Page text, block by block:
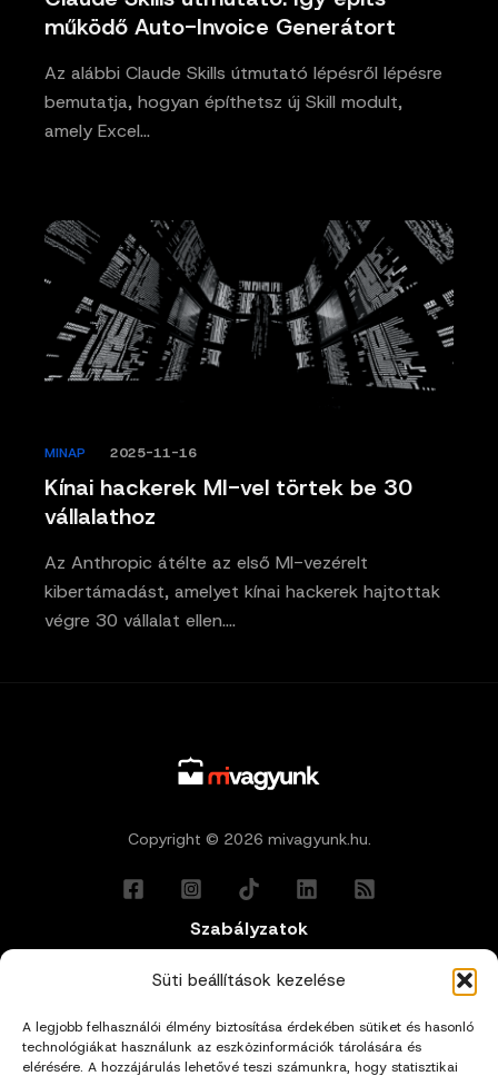
Süti beállítások kezelése
A legjobb felhasználói élmény biztosítása érdekében sütiket és hasonló
technológiákat használunk az eszközinformációk tárolására és
elérésére. A hozzájárulás lehetővé teszi számunkra, hogy statisztikai
működő Auto-Invoice Generátort
Az alábbi Claude Skills útmutató lépésről lépésre
bemutatja, hogyan építhetsz új Skill modult,
amely Excel…
Kínai hackerek MI-vel törtek be 30
vállalathoz
MINAP 2025-11-16
Az Anthropic átélte az első MI-vezérelt
kibertámadást, amelyet kínai hackerek hajtottak
végre 30 vállalat ellen.…
Copyright © 2026 mivagyunk.hu.
Szabályzatok
Általános Felhasználási Feltételek
Adatkezelési Tájékoztató